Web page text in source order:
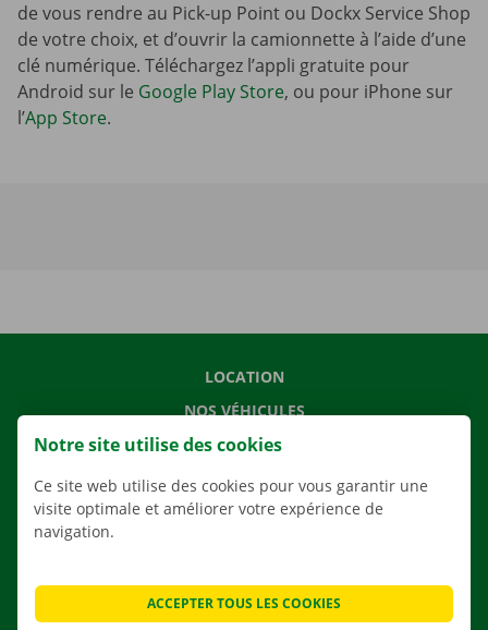
de vous rendre au Pick-up Point ou Dockx Service Shop
de votre choix, et d’ouvrir la camionnette à l’aide d’une
clé numérique. Téléchargez l’appli gratuite pour
Android sur le Google Play Store, ou pour iPhone sur
l’App Store.
LOCATION
NOS VÉHICULES
NOS SERVICES
AGENCES
APPLI
Notre site utilise des cookies
Ce site web utilise des cookies pour vous garantir une
visite optimale et améliorer votre expérience de
navigation.
ACCEPTER TOUS LES COOKIES